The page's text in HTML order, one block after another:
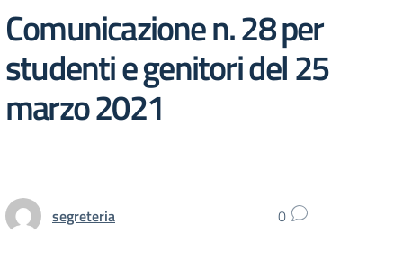
Comunicazione n. 28 per
studenti e genitori del 25
marzo 2021
segreteria 0